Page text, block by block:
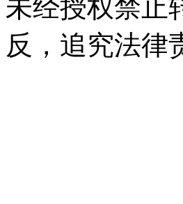
未经授权禁止
反，追究法律